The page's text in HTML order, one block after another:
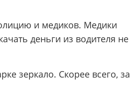
и медиков. Медики
деньги из водителя не
зеркало. Скорее всего, за